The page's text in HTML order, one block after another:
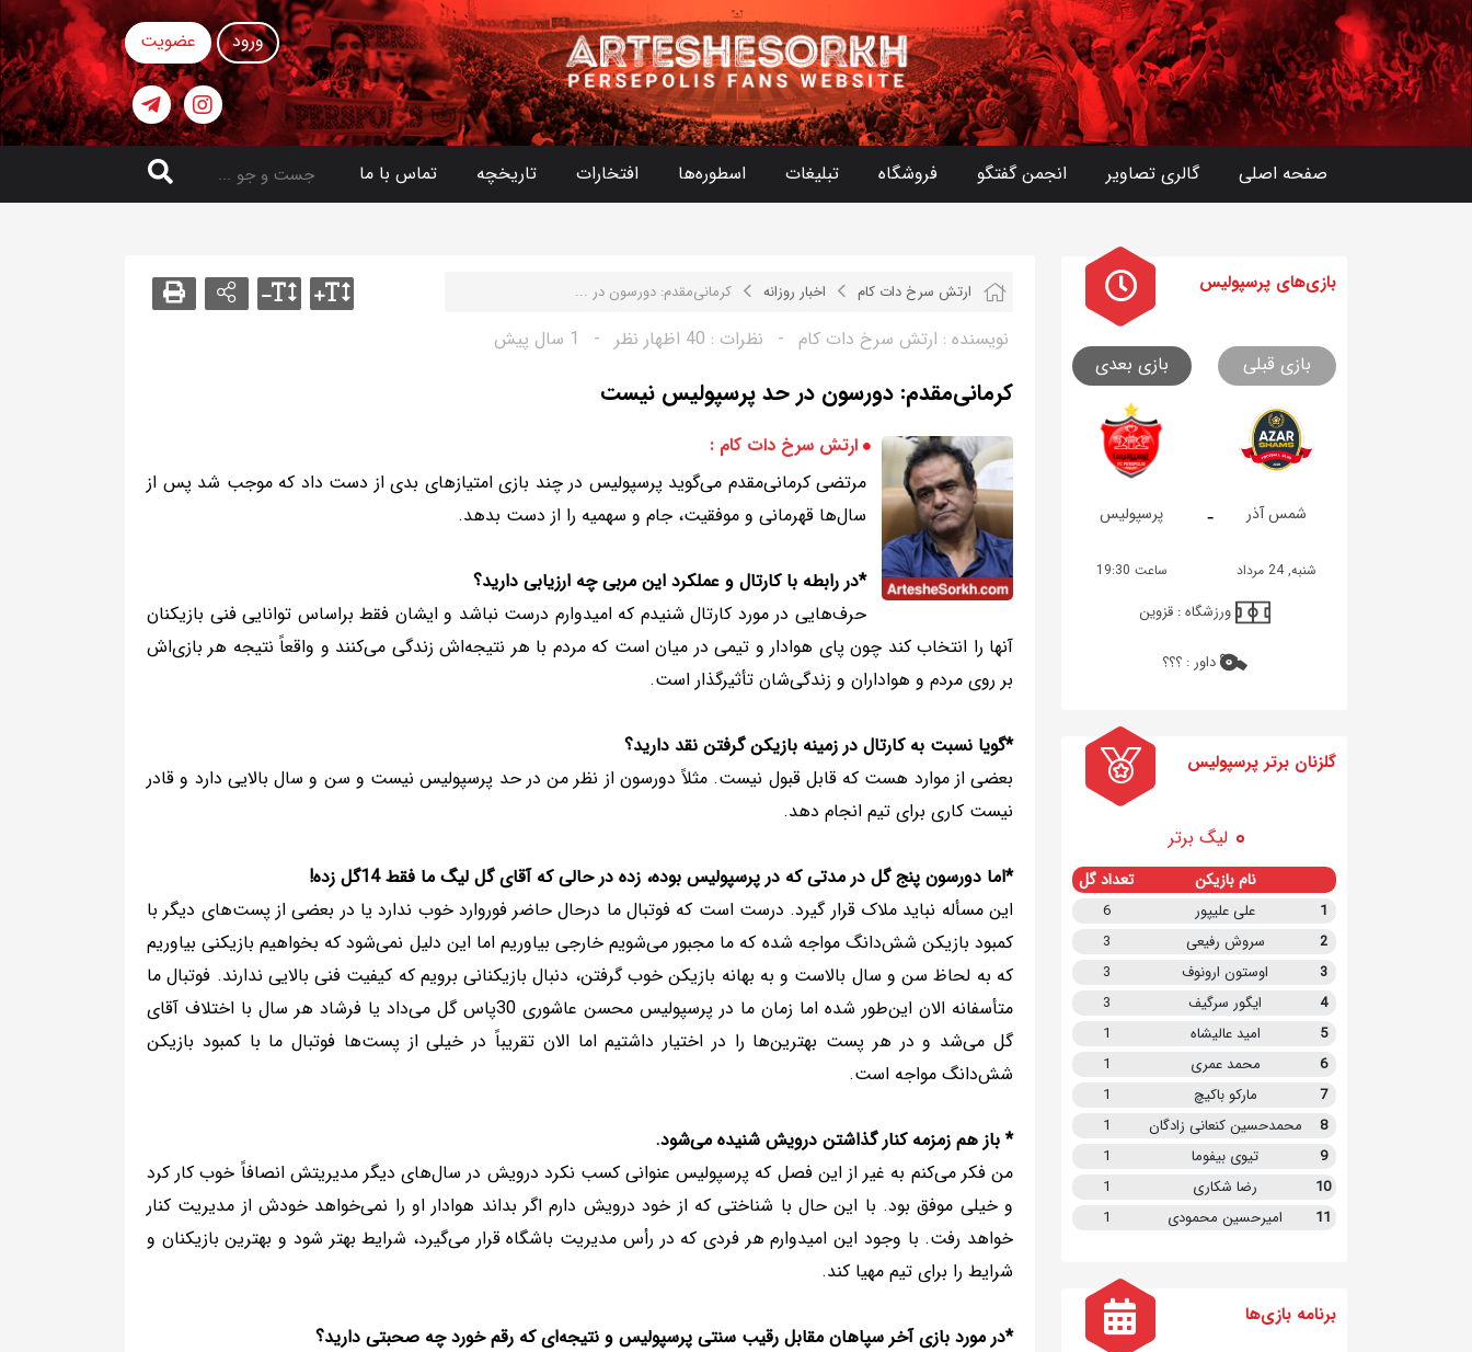
ورود عضویت
صفحه اصلی گالری تصاویر انجمن گفتگو فروشگاه تبلیغات اسطوره‌ها افتخارات تاریخچه تماس با ما
ارتش سرخ دات کام اخبار روزانه کرمانی‌مقدم: دورسون در ...
نویسنده : ارتش سرخ دات کام - نظرات : 40 اظهار نظر - 1 سال پیش
کرمانی‌مقدم: دورسون در حد پرسپولیس نیست
ارتش سرخ دات کام :
مرتضی کرمانی‌مقدم می‌گوید پرسپولیس در چند بازی امتیازهای بدی از دست داد که موجب شد پس از
سال‌ها قهرمانی و موفقیت، جام و سهمیه را از دست بدهد.
*در رابطه با کارتال و عملکرد این مربی چه ارزیابی دارید؟
حرف‌هایی در مورد کارتال شنیدم که امیدوارم درست نباشد و ایشان فقط براساس توانایی فنی بازیکنان
آنها را انتخاب کند چون پای هوادار و تیمی در میان است که مردم با هر نتیجه‌اش زندگی می‌کنند و واقعاً نتیجه هر بازی‌اش
بر روی مردم و هواداران و زندگی‌شان تأثیر‌گذار است.
*گویا نسبت به کارتال در زمینه بازیکن گرفتن نقد دارید؟
بعضی از موارد هست که قابل قبول نیست. مثلاً دورسون از نظر من در حد پرسپولیس نیست و سن و سال بالایی دارد و قادر
نیست کاری برای تیم انجام دهد.
*اما دورسون پنج گل در مدتی که در پرسپولیس بوده، زده در حالی که آقای گل لیگ ما فقط 14گل زده!
این مسأله نباید ملاک قرار گیرد. درست است که فوتبال ما درحال حاضر فوروارد خوب ندارد یا در بعضی از پست‌های دیگر با
کمبود بازیکن شش‌دانگ مواجه شده که ما مجبور می‌شویم خارجی بیاوریم اما این دلیل نمی‌شود که بخواهیم بازیکنی بیاوریم
که به لحاظ سن و سال بالاست و به بهانه بازیکن خوب گرفتن، دنبال بازیکنانی برویم که کیفیت فنی بالایی ندارند. فوتبال ما
متأسفانه الان این‌طور شده اما زمان ما در پرسپولیس محسن عاشوری 30پاس گل می‌داد یا فرشاد هر سال با اختلاف آقای
گل می‌شد و در هر پست بهترین‌ها را در اختیار داشتیم اما الان تقریباً در خیلی از پست‌ها فوتبال ما با کمبود بازیکن
شش‌دانگ مواجه است.
* باز هم زمزمه کنار گذاشتن درویش شنیده می‌شود.
من فکر می‌کنم به غیر از این فصل که پرسپولیس عنوانی کسب نکرد درویش در سال‌های دیگر مدیریتش انصافاً خوب کار کرد
و خیلی موفق بود. با این حال با شناختی که از خود درویش دارم اگر بداند هوادار او را نمی‌خواهد خودش از مدیریت کنار
خواهد رفت. با وجود این امیدوارم هر فردی که در رأس مدیریت باشگاه قرار می‌گیرد، شرایط بهتر شود و بهترین بازیکنان و
شرایط را برای تیم مهیا کند.
*در مورد بازی آخر سپاهان مقابل رقیب سنتی پرسپولیس و نتیجه‌ای که رقم خورد چه صحبتی دارید؟
بازی های پرسپولیس
بازی قبلی بازی بعدی
- شمس آذر پرسپولیس
شنبه, 24 مرداد ساعت 19:30
ورزشگاه :قزوین
داور :؟؟؟
گلزنان برتر پرسپولیس
لیگ برتر
نام بازیکن تعداد گل
1 علی علیپور
6
2
سروش رفیعی
3
3
اوستون ارونوف
3
4
ایگور سرگیف
3
5
امید عالیشاه
1
6
محمد عمری
1
7
مارکو باکیچ
1
8
محمدحسین کنعانی زادگان
1
9
تیوی بیفوما
1
10
رضا شکاری
1
11
امیرحسین محمودی 1
برنامه بازی ها